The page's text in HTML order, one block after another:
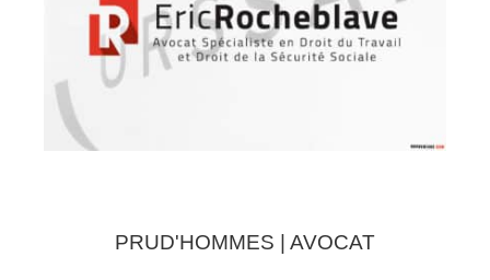
PRUD'HOMMES | AVOCAT